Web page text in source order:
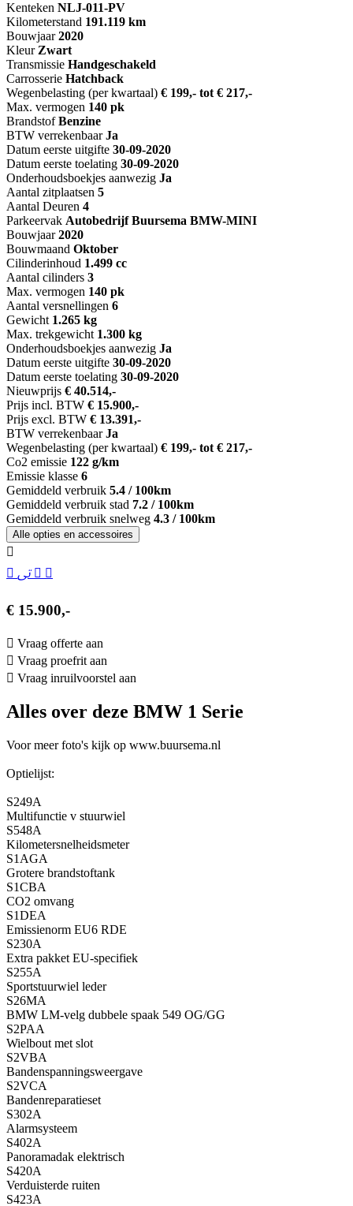
Kenteken NLJ-011-PV
Kilometerstand 191.119 km
Bouwjaar 2020
Kleur Zwart
Transmissie Handgeschakeld
Carrosserie Hatchback
Wegenbelasting (per kwartaal) € 199,- tot € 217,-
Max. vermogen 140 pk
Brandstof Benzine
BTW verrekenbaar Ja
Datum eerste uitgifte 30-09-2020
Datum eerste toelating 30-09-2020
Onderhoudsboekjes aanwezig Ja
Aantal zitplaatsen 5
Aantal Deuren 4
Parkeervak Autobedrijf Buursema BMW-MINI
Bouwjaar 2020
Bouwmaand Oktober
Cilinderinhoud 1.499 cc
Aantal cilinders 3
Max. vermogen 140 pk
Aantal versnellingen 6
Gewicht 1.265 kg
Max. trekgewicht 1.300 kg
Onderhoudsboekjes aanwezig Ja
Datum eerste uitgifte 30-09-2020
Datum eerste toelating 30-09-2020
Nieuwprijs € 40.514,-
Prijs incl. BTW € 15.900,-
Prijs excl. BTW € 13.391,-
BTW verrekenbaar Ja
Wegenbelasting (per kwartaal) € 199,- tot € 217,-
Co2 emissie 122 g/km
Emissie klasse 6
Gemiddeld verbruik 5.4 / 100km
Gemiddeld verbruik stad 7.2 / 100km
Gemiddeld verbruik snelweg 4.3 / 100km
Alle opties en accessoires
€ 15.900,-
Vraag offerte aan
Vraag proefrit aan
Vraag inruilvoorstel aan
Alles over deze BMW 1 Serie
Voor meer foto's kijk op www.buursema.nl
Optielijst:
S249A
Multifunctie v stuurwiel
S548A
Kilometersnelheidsmeter
S1AGA
Grotere brandstoftank
S1CBA
CO2 omvang
S1DEA
Emissienorm EU6 RDE
S230A
Extra pakket EU-specifiek
S255A
Sportstuurwiel leder
S26MA
BMW LM-velg dubbele spaak 549 OG/GG
S2PAA
Wielbout met slot
S2VBA
Bandenspanningsweergave
S2VCA
Bandenreparatieset
S302A
Alarmsysteem
S402A
Panoramadak elektrisch
S420A
Verduisterde ruiten
S423A